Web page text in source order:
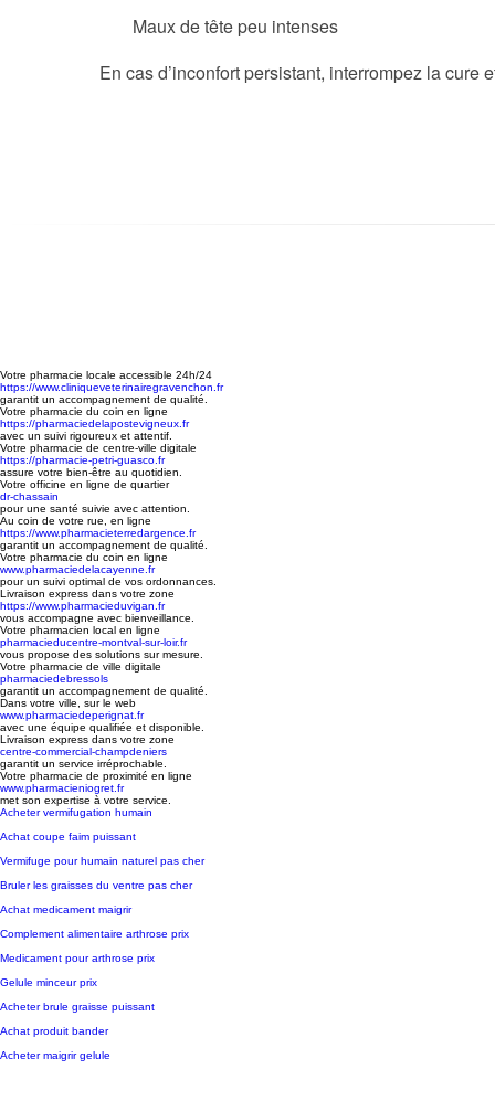
Maux de tête peu intenses
En cas d’inconfort persistant, interrompez la cure
Votre pharmacie locale accessible 24h/24
https://www.cliniqueveterinairegravenchon.fr
garantit un accompagnement de qualité.
Votre pharmacie du coin en ligne
https://pharmaciedelapostevigneux.fr
avec un suivi rigoureux et attentif.
Votre pharmacie de centre-ville digitale
https://pharmacie-petri-guasco.fr
assure votre bien-être au quotidien.
Votre officine en ligne de quartier
dr-chassain
pour une santé suivie avec attention.
Au coin de votre rue, en ligne
https://www.pharmacieterredargence.fr
garantit un accompagnement de qualité.
Votre pharmacie du coin en ligne
www.pharmaciedelacayenne.fr
pour un suivi optimal de vos ordonnances.
Livraison express dans votre zone
https://www.pharmacieduvigan.fr
vous accompagne avec bienveillance.
Votre pharmacien local en ligne
pharmacieducentre-montval-sur-loir.fr
vous propose des solutions sur mesure.
Votre pharmacie de ville digitale
pharmaciedebressols
garantit un accompagnement de qualité.
Dans votre ville, sur le web
www.pharmaciedeperignat.fr
avec une équipe qualifiée et disponible.
Livraison express dans votre zone
centre-commercial-champdeniers
garantit un service irréprochable.
Votre pharmacie de proximité en ligne
www.pharmacieniogret.fr
met son expertise à votre service.
Acheter vermifugation humain
Achat coupe faim puissant
Vermifuge pour humain naturel pas cher
Bruler les graisses du ventre pas cher
Achat medicament maigrir
Complement alimentaire arthrose prix
Medicament pour arthrose prix
Gelule minceur prix
Acheter brule graisse puissant
Achat produit bander
Acheter maigrir gelule